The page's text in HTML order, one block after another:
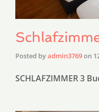
Posted byadmin3769on
SCHLAFZIMMER 3